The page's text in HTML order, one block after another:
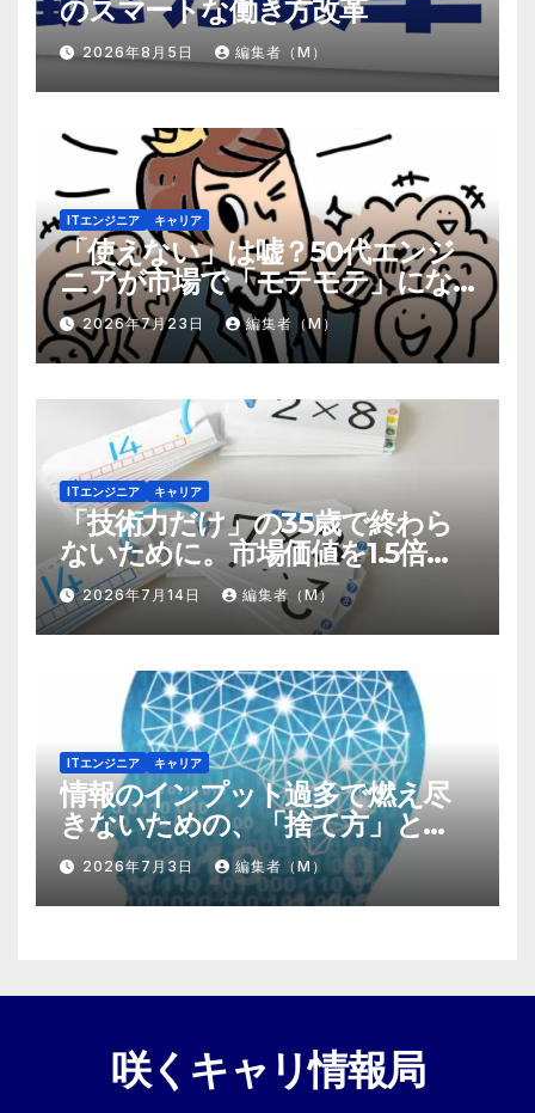
のスマートな働き方改革
2026年8月5日 編集者（M）
ITエンジニア キャリア
「使えない」は嘘？50代エンジ
ニアが市場で「モテモテ」にな
るための8個の強み
2026年7月23日 編集者（M）
ITエンジニア キャリア
「技術力だけ」の35歳で終わら
ないために。市場価値を1.5倍に
する『プラスα』の掛け算
2026年7月14日 編集者（M）
ITエンジニア キャリア
情報のインプット過多で燃え尽
きないための、「捨て方」と
「情報の絞り方」
2026年7月3日 編集者（M）
咲くキャリ情報局